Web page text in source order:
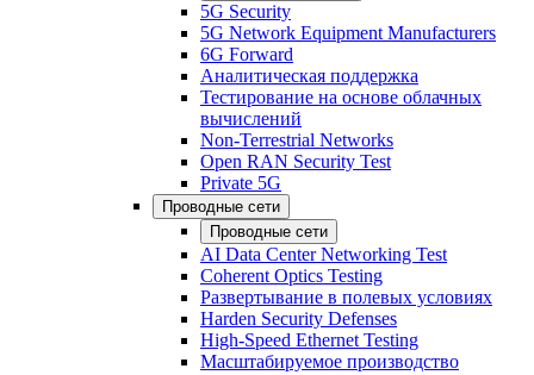
5G Security
5G Network Equipment Manufacturers
6G Forward
Аналитическая поддержка
Тестирование на основе облачных
вычислений
Non-Terrestrial Networks
Open RAN Security Test
Private 5G
Проводные сети
Проводные сети
AI Data Center Networking Test
Coherent Optics Testing
Развертывание в полевых условиях
Harden Security Defenses
High-Speed Ethernet Testing
Масштабируемое производство